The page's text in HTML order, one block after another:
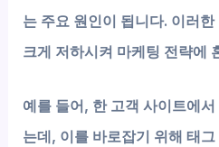
는 주요 원인이 됩니다. 이러
크게 저하시켜 마케팅 전략에
예를 들어, 한 고객 사이트에
는데, 이를 바로잡기 위해 태